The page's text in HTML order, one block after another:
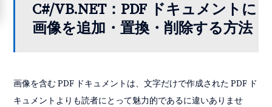
C#/VB.NET：PDF ドキュメントに
画像を追加・置換・削除する方法
画像を含む PDF ドキュメントは、文字だけで作成された PDF ド
キュメントよりも読者にとって魅力的であるに違いありませ